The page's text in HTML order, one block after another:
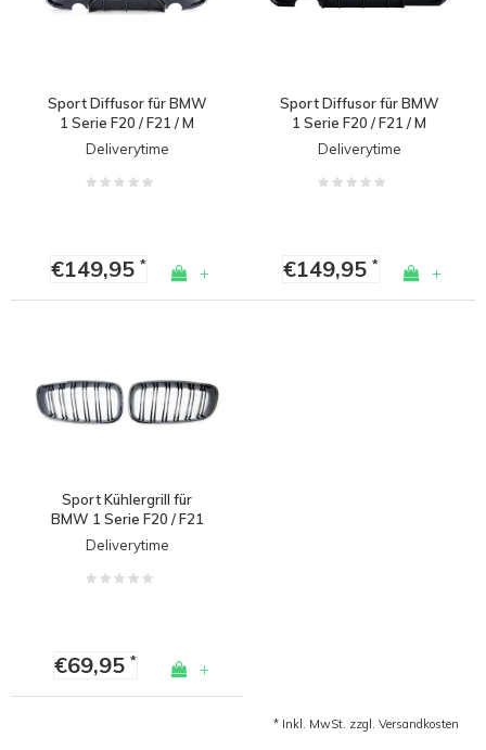
Sport Diffusor für BMW
1 Serie F20 / F21 / M
Paket (Facelift 2015-
2019)
Deliverytime
€149,95* +
Sport Diffusor für BMW
1 Serie F20 / F21 / M
Paket (Facelift 2015-
2019)
Deliverytime
€149,95* +
Sport Kühlergrill für
BMW 1 Serie F20 / F21
Deliverytime
€69,95* +
* Inkl. MwSt. zzgl. Versandkosten